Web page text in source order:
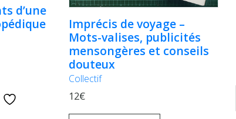
d’une
Imprécis de voyage –
Mots-valises, publicités
mensongères et conseils
douteux
Collectif
12€